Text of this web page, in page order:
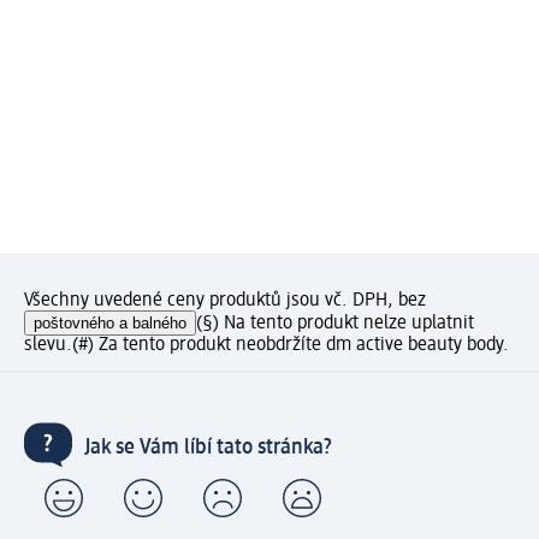
Všechny uvedené ceny produktů jsou vč. DPH, bez
poštovného a balného (§) Na tento produkt nelze uplatnit
slevu.(#) Za tento produkt neobdržíte dm active beauty body.
Jak se Vám líbí tato stránka?